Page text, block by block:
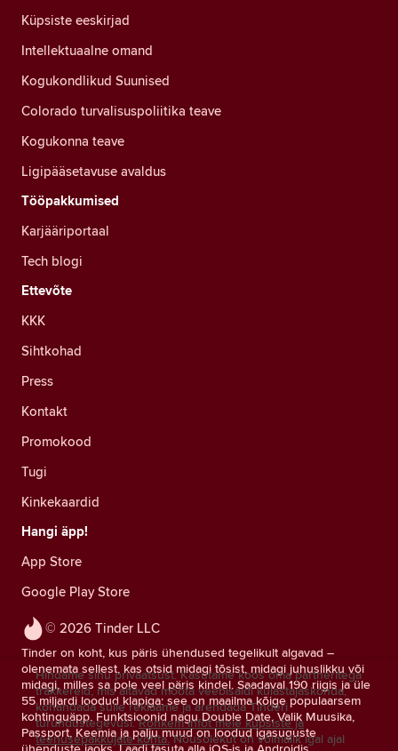
© 2026 Tinder LLC
Tinder on koht, kus päris ühendused tegelikult algavad –
olenemata sellest, kas otsid midagi tõsist, midagi juhuslikku või
midagi, milles sa pole veel päris kindel. Saadaval 190 riigis ja üle
55 miljardi loodud klapiga: see on maailma kõige populaarsem
kohtinguäpp. Funktsioonid nagu Double Date, Valik Muusika,
Passport, Keemia ja palju muud on loodud igasuguste
Küpsiste eeskirjad
Intellektuaalne omand
Kogukondlikud Suunised
Colorado turvalisuspoliitika teave
Kogukonna teave
Ligipääsetavuse avaldus
Tööpakkumised
Karjääriportaal
Tech blogi
Ettevõte
KKK
Sihtkohad
Press
Kontakt
Promokood
Tugi
Kinkekaardid
Hangi äpp!
App Store
Google Play Store
Hindame sinu privaatsust. Kasutame koos oma partneritega
träkkereid, mis aitavad mõõta veebisaidi külastajaskonda,
kohandada sulle reklaame ja arendada Tinderi
turundustegevusi. Rohkem infot meie küpsiste ja
teenusepakkujate kohta. Nõusolekut on võimalik igal ajal